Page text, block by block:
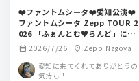
❤️ファントムシータ❤️愛知公演❤️
ファントムシータ Zepp TOUR 2
026 「ふぁんとむ♥らんど」にお
花を贈ります！
calendar_month 2026/7/26 location_on Zepp Nagoya
愛知に来てくれてありがとうの
気持ち！